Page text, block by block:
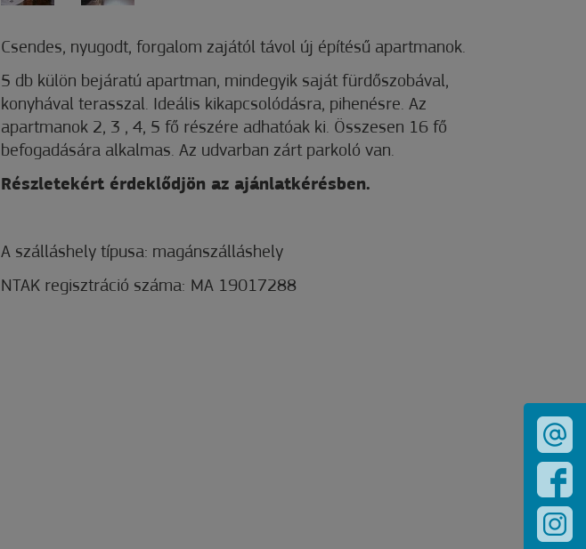
Csendes, nyugodt, forgalom zajától távol új építésű apartmanok.
5 db külön bejáratú apartman, mindegyik saját fürdőszobával,
konyhával terasszal. Ideális kikapcsolódásra, pihenésre. Az
apartmanok 2, 3 , 4, 5 fő részére adhatóak ki. Összesen 16 fő
befogadására alkalmas. Az udvarban zárt parkoló van.
Részletekért érdeklődjön az ajánlatkérésben.
A szálláshely típusa: magánszálláshely
NTAK regisztráció száma: MA 19017288